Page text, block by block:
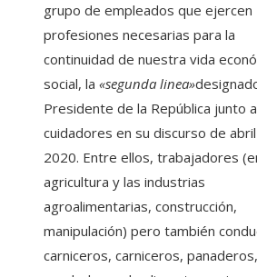
grupo de empleados que ejercen
profesiones necesarias para la
continuidad de nuestra vida
social, la «segunda linea»
Presidente de la República junto
cuidadores en su discurso de
2020. Entre ellos, trabajadores
agricultura y las industrias
agroalimentarias, construcción,
manipulación) pero también
carniceros, carniceros, panaderos,